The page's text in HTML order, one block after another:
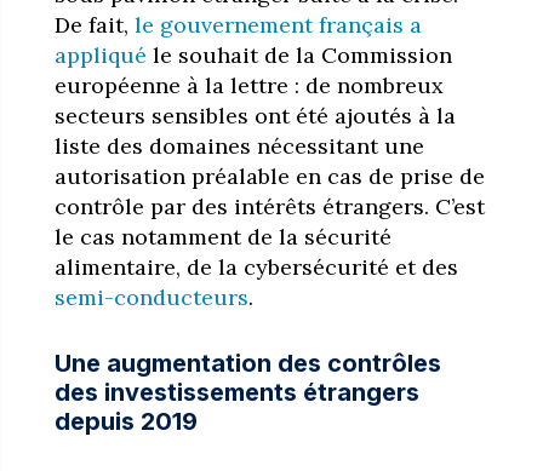
De fait, le gouvernement français a
appliqué le souhait de la Commission
européenne à la lettre : de nombreux
secteurs sensibles ont été ajoutés à la
liste des domaines nécessitant une
autorisation préalable en cas de prise de
contrôle par des intérêts étrangers. C’est
le cas notamment de la sécurité
alimentaire, de la cybersécurité et des
semi-conducteurs.
Une augmentation des contrôles
des investissements étrangers
depuis 2019